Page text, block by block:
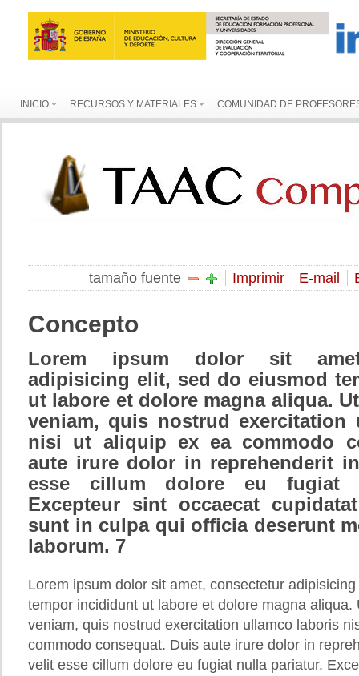
INICIO RECURSOS Y MATERIALES COMUNIDAD DE
tamaño fuente Imprimir E-mail
Concepto
Lorem ipsum dolor sit
adipisicing elit, sed do eiusmod
ut labore et dolore magna aliqua.
veniam, quis nostrud exercitation
nisi ut aliquip ex ea commodo
aute irure dolor in reprehenderit
esse cillum dolore eu fugiat
Excepteur sint occaecat
sunt in culpa qui officia deserunt
laborum. 7
Lorem ipsum dolor sit amet, consectetur
tempor incididunt ut labore et dolore magna aliqua.
veniam, quis nostrud exercitation ullamco laboris
commodo consequat. Duis aute irure dolor in
velit esse cillum dolore eu fugiat nulla pariatur.